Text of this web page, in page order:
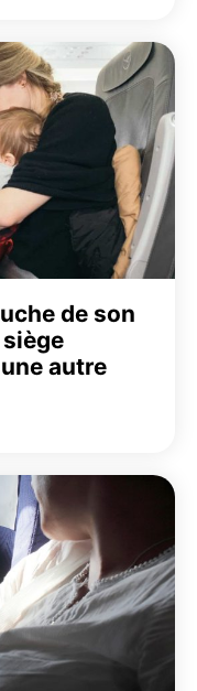
de son
autre